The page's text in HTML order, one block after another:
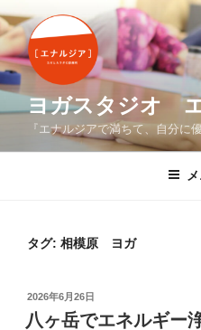
コ
ン
テ
ン
ツ
へ
ヨガスタジオ
『エナルジアで満ちて、自分に
タグ: 相模原 ヨガ
投
稿
2026年6月26日
八ヶ岳でエネルギ